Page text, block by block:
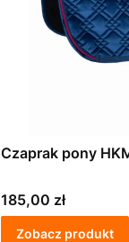
Czaprak pony
Cena
185,00 zł
Zobacz produkt